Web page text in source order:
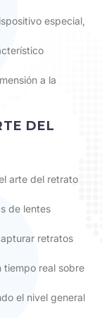
especial,
a la
DEL
arte del retrato
de lentes
retratos
tiempo real sobre
el nivel general